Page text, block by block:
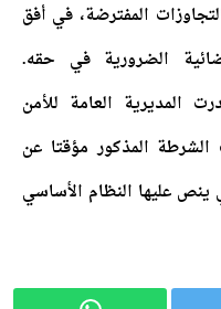
المفترضة، في أفق
الضرورية في حقه.
المديرية العامة للأمن
المذكور مؤقتا عن
ينص عليها النظام الأساسي